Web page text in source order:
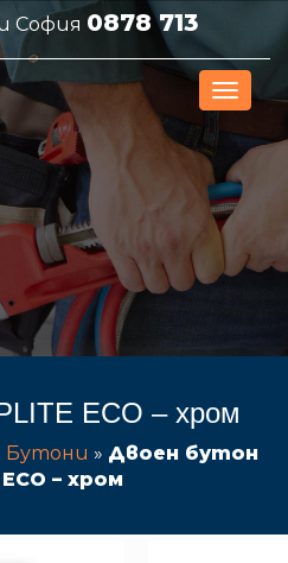
София 0878 713
ECO – хром
Бутони » Двоен бутон
– хром